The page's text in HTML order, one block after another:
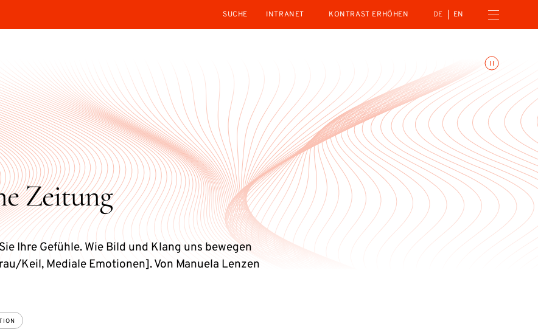
INTRANET
KONTRAST ERHÖHEN DE EN Menü öffnen
Animationen umschalten
Zeitung
Ihre Gefühle. Wie Bild und Klang uns bewegen
Keil, Mediale Emotionen]. Von Manuela Lenzen